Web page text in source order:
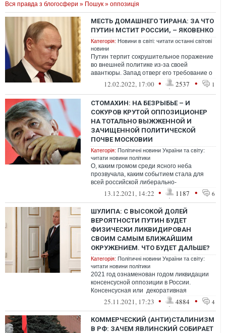
Вся правда з блогосфери » Пошук » оппозиція
МЕСТЬ ДОМАШНЕГО ТИРАНА: ЗА ЧТО
ПУТИН МСТИТ РОССИИ, – ЯКОВЕНКО
Категорія: Новини в світі: читати останні світові
новини
Путин терпит сокрушительное поражение
во внешней политике из-за своей
авантюры. Запад отверг его требование о
самоубийстве США и НАТО и теперь Путин
12.02.2022, 17:00 • 2537 • 1
СТОМАХИН: НА БЕЗРЫБЬЕ – И
СОКУРОВ КРУТОЙ ОППОЗИЦИОНЕР
НА ТОТАЛЬНО ВЫЖЖЕННОЙ И
ЗАЧИЩЕННОЙ ПОЛИТИЧЕСКОЙ
ПОЧВЕ МОСКОВИИ
Категорія: Політичні новини України та світу:
читати новини політики
О, каким громом среди ясного неба
прозвучала, каким событием стала для
всей российской либерально-
"оппозиционной" интернет-интеллигенции
недавняя речь...
13.12.2021, 14:22 • 1187 • 6
ШУЛИПА: С ВЫСОКОЙ ДОЛЕЙ
ВЕРОЯТНОСТИ ПУТИН БУДЕТ
ФИЗИЧЕСКИ ЛИКВИДИРОВАН
СВОИМ САМЫМ БЛИЖАЙШИМ
ОКРУЖЕНИЕМ. ЧТО БУДЕТ ДАЛЬШЕ?
Категорія: Політичні новини України та світу:
читати новини політики
2021 год ознаменован годом ликвидации
консенсусной оппозиции в России.
Консенсусная или декоративная
оппозиция возникла по умолчанию и
существовала л...
25.11.2021, 17:23 • 4884 • 4
КОММЕРЧЕСКИЙ (АНТИ)СТАЛИНИЗМ
В РФ: ЗАЧЕМ ЯВЛИНСКИЙ СОБИРАЕТ